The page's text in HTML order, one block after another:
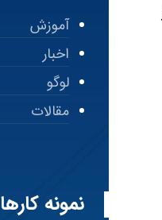
آموزش
اخبار
لوگو
مقالات
نمونه کارها